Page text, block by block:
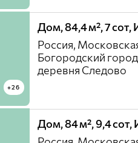
+26
Дом, 84,4 м², 7
Россия,
Богородский
деревня Следово
Дом, 84 м², 9,4